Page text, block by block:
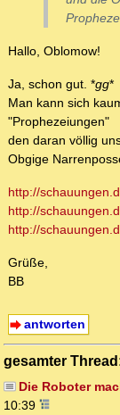
Hallo, Oblomow!
Ja, schon gut. *gg*
Man kann sich
"Prophezeiungen"
den daran völlig
Obgige
http://
http://
http://
Grüße,
BB
antworten
gesamter
Die Roboter
10:39